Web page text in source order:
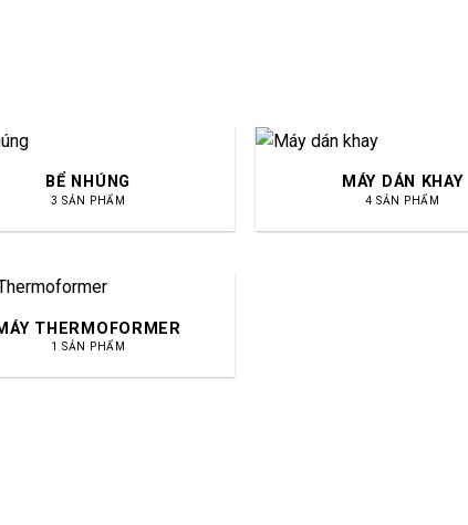
BỂ NHÚNG
3 SẢN PHẨM
MÁY DÁN KHAY
4 SẢN PHẨM
THERMOFORMER
1 SẢN PHẨM